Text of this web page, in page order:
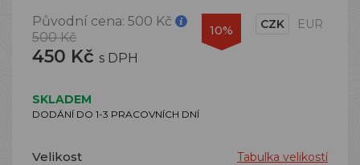
Původní cena: 500 Kč
500 Kč
450 Kč s DPH
10% CZK EUR
SKLADEM
DODÁNÍ DO 1-3 PRACOVNÍCH DNÍ
Velikost Tabulka velikostí